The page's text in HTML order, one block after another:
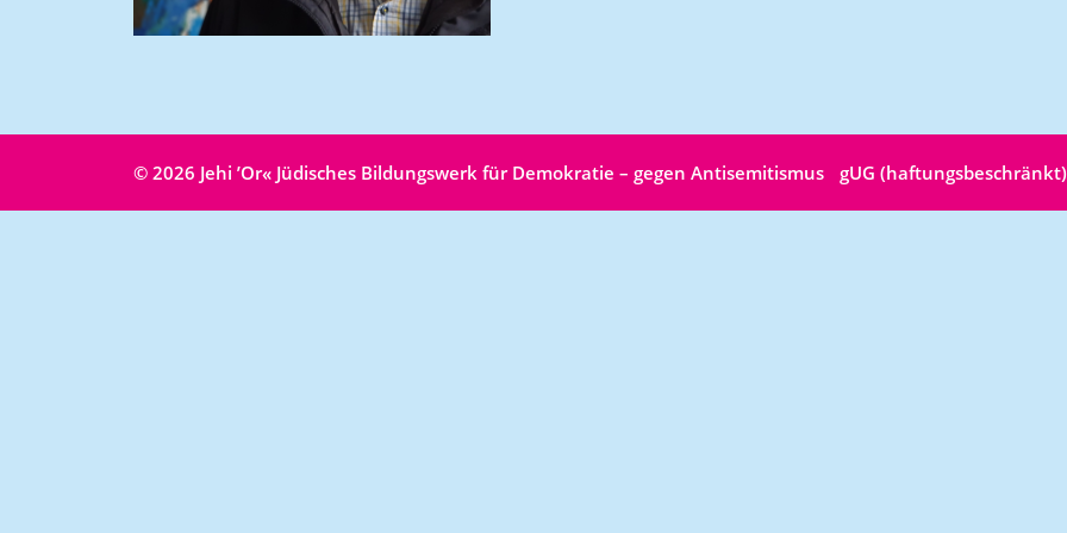
© 2026 Jehi ʼOr« Jüdisches Bildungswerk für Demokratie – gegen Antisemitismus gUG (haftungsbeschränkt)